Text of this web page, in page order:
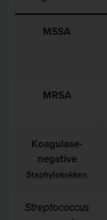
MSSA
MRSA
Koagulase-
negative
Staphylokokken
Streptococcus